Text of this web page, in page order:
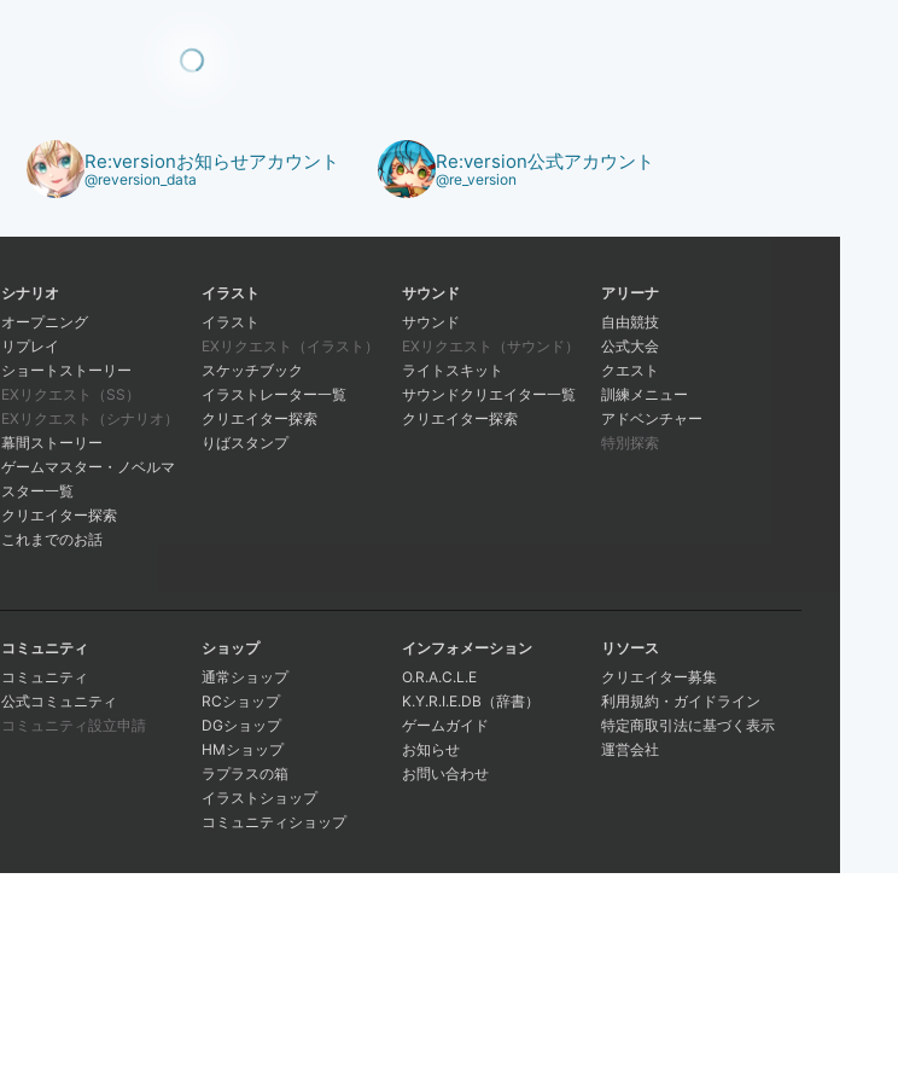
Re:versionお知らせアカウント
@reversion_data
Re:version公式アカウント
@re_version
シナリオ
オープニング
リプレイ
ショートストーリー
EXリクエスト（SS）
EXリクエスト（シナリオ）
幕間ストーリー
ゲームマスター・ノベルマ
スター一覧
クリエイター探索
これまでのお話
イラスト
イラスト
EXリクエスト（イラスト）
スケッチブック
イラストレーター一覧
クリエイター探索
りばスタンプ
サウンド
サウンド
EXリクエスト（サウンド）
ライトスキット
サウンドクリエイター一覧
クリエイター探索
アリーナ
自由競技
公式大会
クエスト
訓練メニュー
アドベンチャー
特別探索
コミュニティ
コミュニティ
公式コミュニティ
コミュニティ設立申請
ショップ
通常ショップ
RCショップ
DGショップ
HMショップ
ラプラスの箱
イラストショップ
コミュニティショップ
インフォメーション
O.R.A.C.L.E
K.Y.R.I.E.DB（辞書）
ゲームガイド
お知らせ
お問い合わせ
リソース
クリエイター募集
利用規約・ガイドライン
特定商取引法に基づく表示
運営会社